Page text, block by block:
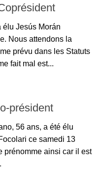
élu Jesús Morán
Nous attendons la
prévu dans les Statuts
fait mal est...
président
56 ans, a été élu
ce samedi 13
prénomme ainsi car il est